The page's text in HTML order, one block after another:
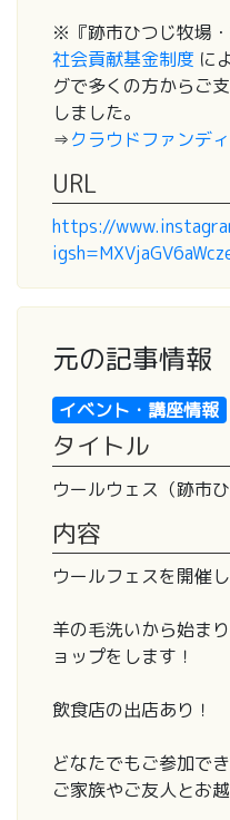
※『跡市ひつじ牧場
社会貢献基金制度 に
グで多くの方からご
しました。
⇒クラウドファンデ
URL
https://
元の記事情報
イベント・講座情報
タイトル
ウールウェス（跡市
内容
ウールフェスを開催し
羊の毛洗いから始ま
ョップをします！
飲食店の出店あり！
どなたでもご参加でき
ご家族やご友人とお